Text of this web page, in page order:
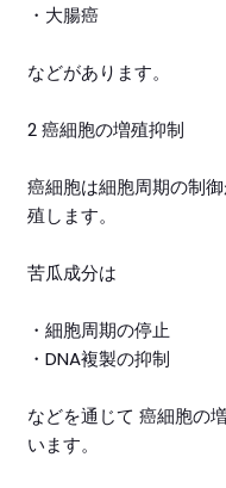
・大腸癌
などがあります。
2 癌細胞の増殖抑制
癌細胞は細胞周期の制
殖します。
苦瓜成分は
・細胞周期の停止
・DNA複製の抑制
などを通じて 癌細胞の
います。